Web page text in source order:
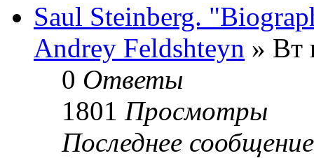
Saul Steinberg.
Andrey Feldshteyn » Вт
0 Ответы
1801 Просмотры
Последнее